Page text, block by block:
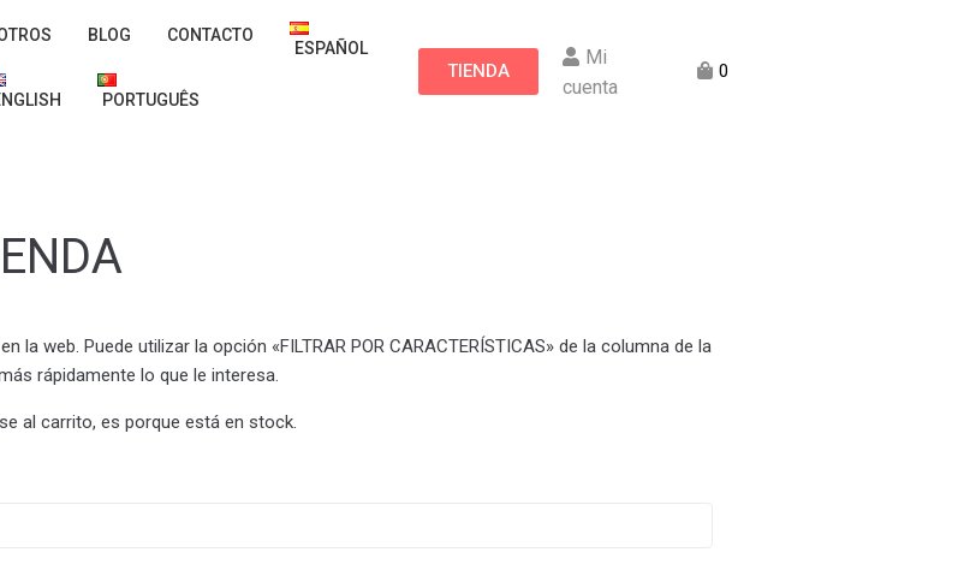
BLOG CONTACTO
ESPAÑOL
PORTUGUÊS
TIENDA
Mi
cuenta
0
web. Puede utilizar la opción «FILTRAR POR CARACTERÍSTICAS» de la columna de la
rápidamente lo que le interesa.
al carrito, es porque está en stock.